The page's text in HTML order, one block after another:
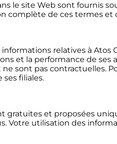
le site Web sont fournis
complète de ces termes et
relatives à Atos
et la performance de
ne sont pas contractuelles.
filiales.
gratuites et proposées
Votre utilisation des